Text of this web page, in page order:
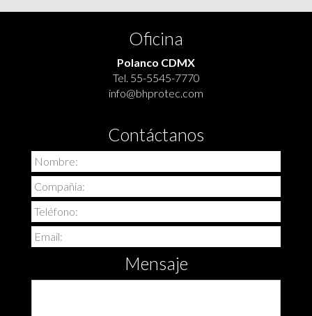
Oficina
Polanco CDMX
Tel. 55-5545-7770
info@bhprotec.com
Contáctanos
Mensaje